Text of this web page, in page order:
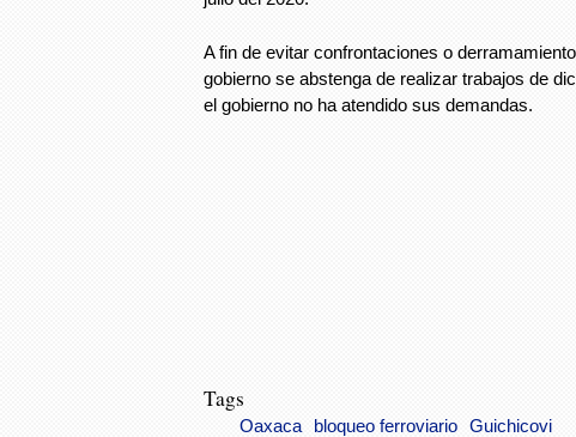
A fin de evitar confrontaciones o
gobierno se abstenga de realizar trabajos de
el gobierno no ha atendido sus demandas.
Tags
Oaxaca bloqueo ferroviario Guichicovi